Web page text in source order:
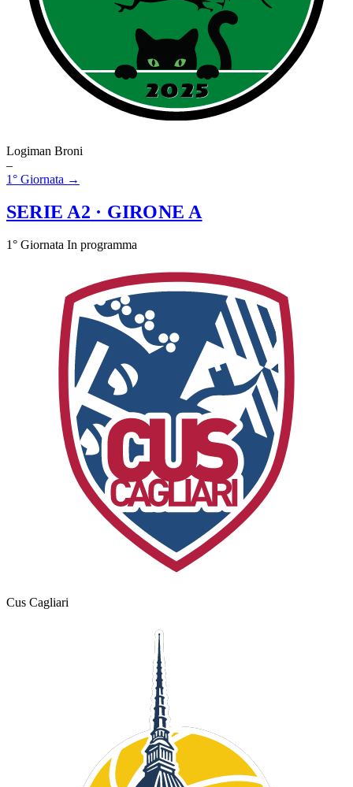
Logiman Broni
–
1° Giornata →
SERIE A2 · GIRONE A
1° Giornata In programma
Cus Cagliari